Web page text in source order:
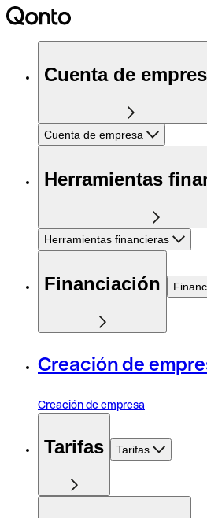
Cuenta de
Cuenta de empresa
Herramientas
Herramientas financieras
Financiación
Creación de
Creación de empresa
Tarifas Tarifas